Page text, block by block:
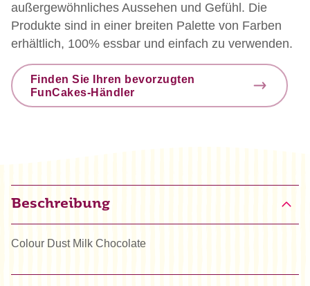
außergewöhnliches Aussehen und Gefühl. Die
Produkte sind in einer breiten Palette von Farben
erhältlich, 100% essbar und einfach zu verwenden.
Finden Sie Ihren bevorzugten
FunCakes-Händler
Beschreibung
Colour Dust Milk Chocolate